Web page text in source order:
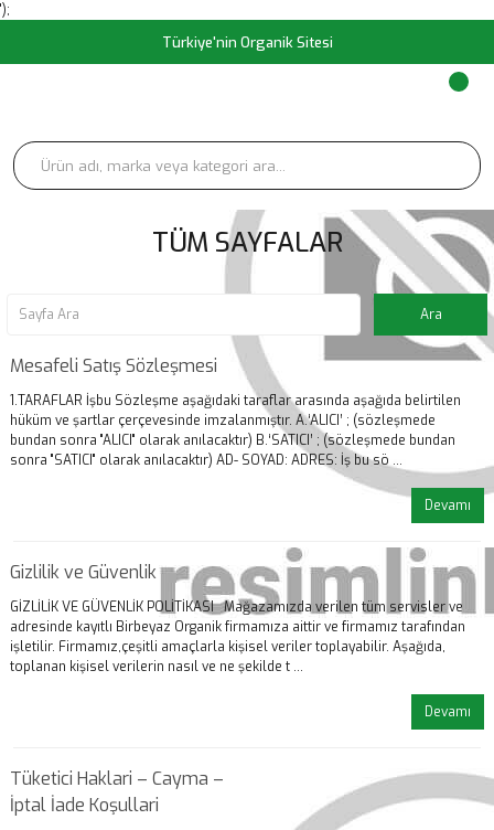
');
Türkiye'nin Organik Sitesi
TÜM SAYFALAR
Mesafeli Satış Sözleşmesi
1.TARAFLAR İşbu Sözleşme aşağıdaki taraflar arasında aşağıda belirtilen
hüküm ve şartlar çerçevesinde imzalanmıştır. A.‘ALICI’ ; (sözleşmede
bundan sonra "ALICI" olarak anılacaktır) B.‘SATICI’ ; (sözleşmede bundan
sonra "SATICI" olarak anılacaktır) AD- SOYAD: ADRES: İş bu sö ...
Devamı
Gizlilik ve Güvenlik
GİZLİLİK VE GÜVENLİK POLİTİKASI Mağazamızda verilen tüm servisler ve
adresinde kayıtlı Birbeyaz Organik firmamıza aittir ve firmamız tarafından
işletilir. Firmamız,çeşitli amaçlarla kişisel veriler toplayabilir. Aşağıda,
toplanan kişisel verilerin nasıl ve ne şekilde t ...
Devamı
Tüketici Haklari – Cayma –
İptal İade Koşullari